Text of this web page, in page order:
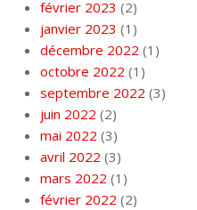
février 2023 (2)
janvier 2023 (1)
décembre 2022 (1)
octobre 2022 (1)
septembre 2022 (3)
juin 2022 (2)
mai 2022 (3)
avril 2022 (3)
mars 2022 (1)
février 2022 (2)